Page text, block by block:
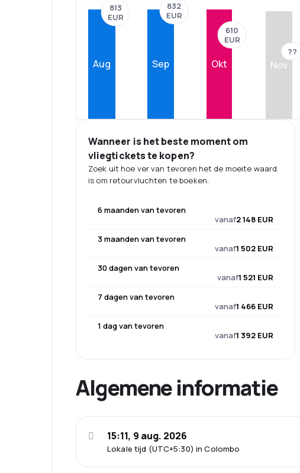
Aug
813
EUR
Sep
832
EUR
Okt
610
EUR
Nov
??
Wanneer is het beste moment om
vliegtickets te kopen?
Zoek uit hoe ver van tevoren het de moeite waard
is om retourvluchten te boeken.
6 maanden van tevoren
vanaf2 148 EUR
3 maanden van tevoren
vanaf1 502 EUR
30 dagen van tevoren
vanaf1 521 EUR
7 dagen van tevoren
vanaf1 466 EUR
1 dag van tevoren
vanaf1 392 EUR
Algemene informatie
Lokale tijd (UTC+5:30) in Colombo
15:11, 9 aug. 2026